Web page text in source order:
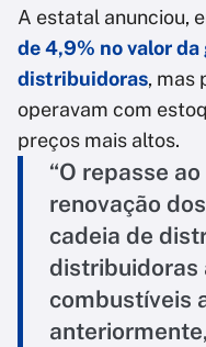
A estatal anunciou,
de 4,9% no valor
distribuidoras, mas
operavam com
preços mais altos.
“O repasse
renovação
cadeia de
distribuidoras
combustíveis